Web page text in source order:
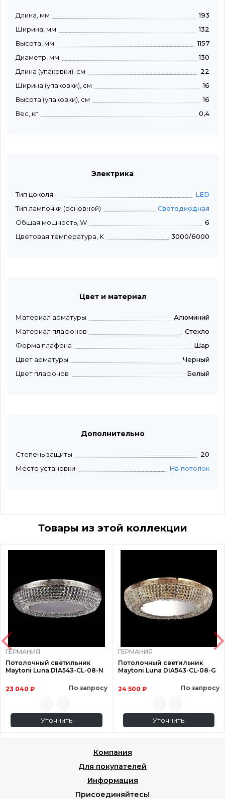
Длина, мм
193
Ширина, мм
132
Высота, мм
1157
Диаметр, мм
130
Длина (упаковки), см
22
Ширина (упаковки), см
16
Высота (упаковки), см
16
Вес, кг
0,4
Электрика
Тип цоколя
LED
Тип лампочки (основной)
Светодиодная
Общая мощность, W
6
Цветовая температура, K
3000/6000
Цвет и материал
Материал арматуры
Алюминий
Материал плафонов
Стекло
Форма плафона
Шар
Цвет арматуры
Черный
Цвет плафонов
Белый
Дополнительно
Степень защиты
20
Место установки
На потолок
Товары из этой коллекции
ГЕРМАНИЯ
Потолочный светильник
Maytoni Luna DIA543-CL-08-N
23 040 ₽ По запросу
Уточнить
ГЕРМАНИЯ
Потолочный светильник
Maytoni Luna DIA543-CL-08-G
24 500 ₽ По запросу
Уточнить
Компания
Для покупателей
Информация
Присоединяйтесь!